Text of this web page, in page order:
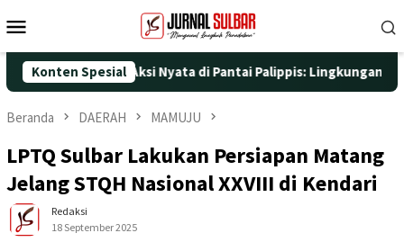
ke
Mobile
Konten Spesial
dengan Aksi Nyata di Pantai Palippis: Lingkungan dan
Beranda DAERAH MAMUJU
LPTQ Sulbar Lakukan Persiapan Matang
Jelang STQH Nasional XXVIII di Kendari
Redaksi
18 September 2025